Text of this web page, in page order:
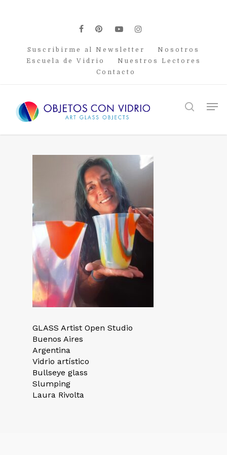
facebook
pinterest
youtubeinstagram
Suscribirme al Newsletter
Nosotros
Escuela de Vidrio
Nuestros Lectores
Contacto
search
GLASS Artist Open Studio
Buenos Aires
Argentina
Vidrio artístico
Bullseye glass
Slumping
Laura Rivolta